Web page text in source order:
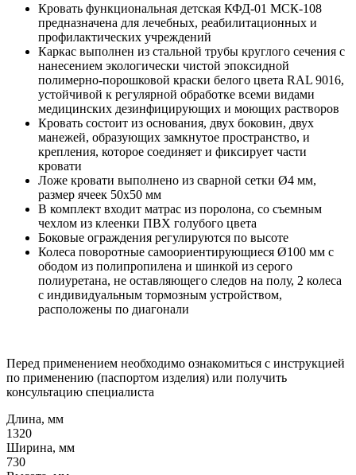
Кровать функциональная детская КФД-01 МСК-108
предназначена для лечебных, реабилитационных и
профилактических учреждений
Каркас выполнен из стальной трубы круглого сечения с
нанесением экологически чистой эпоксидной
полимерно-порошковой краски белого цвета RAL 9016,
устойчивой к регулярной обработке всеми видами
медицинских дезинфицирующих и моющих растворов
Кровать состоит из основания, двух боковин, двух
манежей, образующих замкнутое пространство, и
крепления, которое соединяет и фиксирует части
кровати
Ложе кровати выполнено из сварной сетки Ø4 мм,
размер ячеек 50х50 мм
В комплект входит матрас из поролона, со съемным
чехлом из клеенки ПВХ голубого цвета
Боковые ограждения регулируются по высоте
Колеса поворотные самоориентирующиеся Ø100 мм с
ободом из полипропилена и шинкой из серого
полиуретана, не оставляющего следов на полу, 2 колеса
с индивидуальным тормозным устройством,
расположены по диагонали
Перед применением необходимо ознакомиться с инструкцией
по применению (паспортом изделия) или получить
консультацию специалиста
Длина, мм
1320
Ширина, мм
730